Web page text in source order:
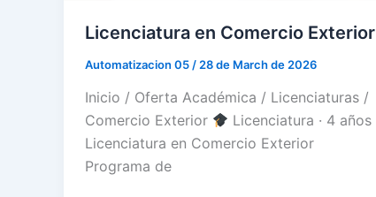
Licenciatura en Comercio Exterior
Automatizacion 05 / 28 de March de 2026
Inicio / Oferta Académica / Licenciaturas /
Comercio Exterior
Licenciatura · 4 años
Licenciatura en Comercio Exterior
Programa de